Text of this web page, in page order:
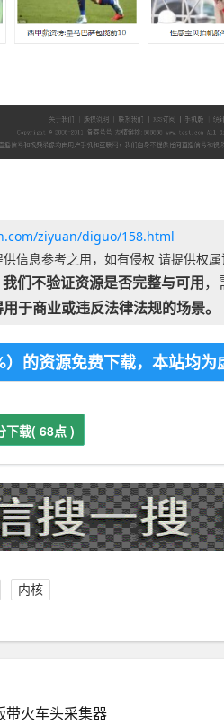
ziyuan/diguo/158.html
信息参考之用，如有侵权 请提供权属
我们不验证资源是否完整与可用，
于商业或违反法律法规的场景。
的资源免费下载，本站均为
下载( 68点 )
内核
火车头采集器